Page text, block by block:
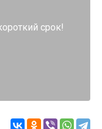
срок!